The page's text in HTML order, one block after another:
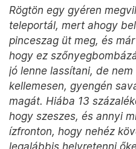
Rögtön egy gyéren
teleportál, mert ahogy
pinceszag üt meg, és
hogy ez
jó lenne lassítani, de
kellemesen, gyengén
magát. Hiába 13
hogy szeszes, és annyi
ízfronton, hogy nehéz
legalábbis helyretenni